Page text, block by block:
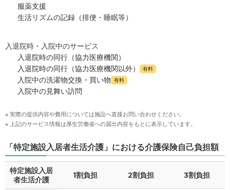
服薬支援
生活リズムの記録（排便・睡眠等）
入退院時・入院中のサービス
入退院時の同行（協力医療機関）
入退院時の同行（協力医療機関以外）
有料
入院中の洗濯物交換・買い物 有料
入院中の見舞い訪問
※ 実際の提供内容や費用については施設へ直接お問い合わせください。
※ 上記のサービス情報は厚生労働省への届出内容をもとに表示しています。
「特定施設入居者生活介護」における介護保険自己負担額
特定施設入居
者生活介護
1割負担 2割負担 3割負担